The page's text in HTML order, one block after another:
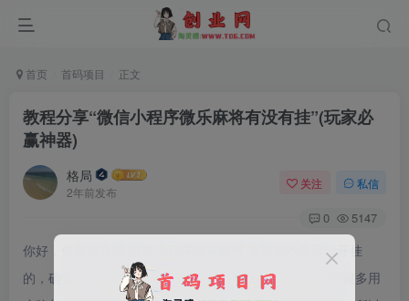
首页 首码项目 正文
教程分享“微信小程序微乐麻将有没有挂”(玩家必
赢神器)
格局
2年前发布
关注 私信
0 5147
你好，你所搜查的 微信小程序微乐麻将 这款游戏是可以开挂
的，确实是有挂的，很多玩家在这款游戏中打牌都会发现很多用